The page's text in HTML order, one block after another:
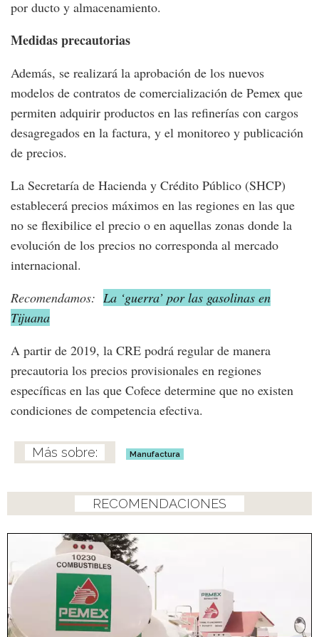
por ducto y almacenamiento.
Medidas precautorias
Además, se realizará la aprobación de los nuevos
modelos de contratos de comercialización de Pemex que
permiten adquirir productos en las refinerías con cargos
desagregados en la factura, y el monitoreo y publicación
de precios.
La Secretaría de Hacienda y Crédito Público (SHCP)
establecerá precios máximos en las regiones en las que
no se flexibilice el precio o en aquellas zonas donde la
evolución de los precios no corresponda al mercado
internacional.
Recomendamos: La ‘guerra’ por las gasolinas en
Tijuana
A partir de 2019, la CRE podrá regular de manera
precautoria los precios provisionales en regiones
específicas en las que Cofece determine que no existen
condiciones de competencia efectiva.
Manufactura
RECOMENDACIONES